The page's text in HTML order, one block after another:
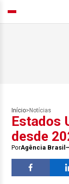
Início> Notícias
Estados
desde
PorAgência Brasil